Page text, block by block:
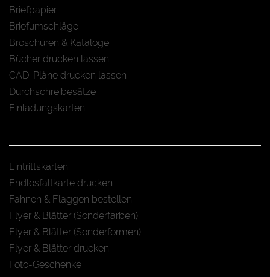
Briefpapier
Briefumschläge
Broschüren & Kataloge
Bücher drucken lassen
CAD-Pläne drucken lassen
Durchschreibesätze
Einladungskarten
Eintrittskarten
Endlosfaltkarte drucken
Fahnen & Flaggen bestellen
Flyer & Blätter (Sonderfarben)
Flyer & Blätter (Sonderformen)
Flyer & Blätter drucken
Foto-Geschenke